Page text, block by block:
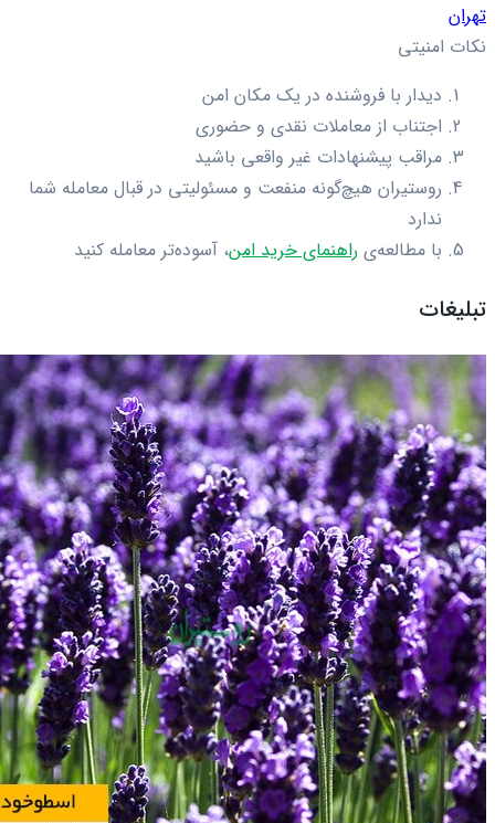
تهران
نکات امنیتی
دیدار با فروشنده در یک مکان امن
اجتناب از معاملات نقدی و حضوری
مراقب پیشنهادات غیر واقعی باشید
روستیران هیچ‌گونه منفعت و مسئولیتی در قبال معامله شما
ندارد
با مطالعه‌ی راهنمای خرید امن، آسوده‌تر معامله کنید
تبلیغات